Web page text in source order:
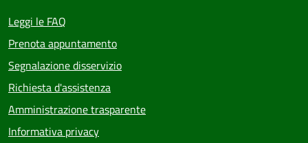
Leggi le FAQ
Prenota appuntamento
Segnalazione disservizio
Richiesta d'assistenza
Amministrazione trasparente
Informativa privacy